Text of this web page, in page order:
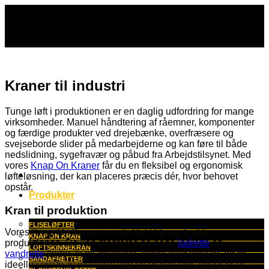
Produkter
FLISELØFTER
KNAP ON KRAN
LOFTSKINNEKRAN
SANDAFRETTER
Kraner til industri
Tunge løft i produktionen er en daglig udfordring for mange
virksomheder. Manuel håndtering af råemner, komponenter
og færdige produkter ved drejebænke, overfræsere og
svejseborde slider på medarbejderne og kan føre til både
nedslidning, sygefravær og påbud fra Arbejdstilsynet. Med
vores Knap On Kraner får du en fleksibel og ergonomisk
løfteløsning, der kan placeres præcis dér, hvor behovet
opstår.
Kran til produktion
Vores Knap On Kraner er udviklet til brug direkte i
produktionen. De kan monteres på bådelodretteog
vandretteflader, fx på maskiner, borde eller stativer, og er
ideelle som kran monteret ved en drejebænk, overfræser